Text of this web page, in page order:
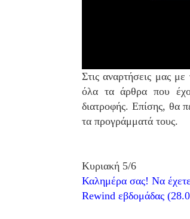
Στις αναρτήσεις μας
όλα τα άρθρα που
διατροφής. Επίσης, θα
τα προγράμματά τους.
Κυριακή 5/6
Καλημέρα σας! Να
Rewind εβδομάδας